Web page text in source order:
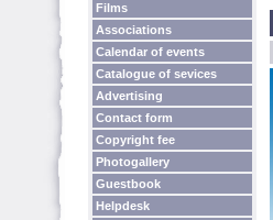
Films
Associations
Calendar of events
Catalogue of sevices
Advertising
Contact form
Copyright fee
Photogallery
Guestbook
Helpdesk